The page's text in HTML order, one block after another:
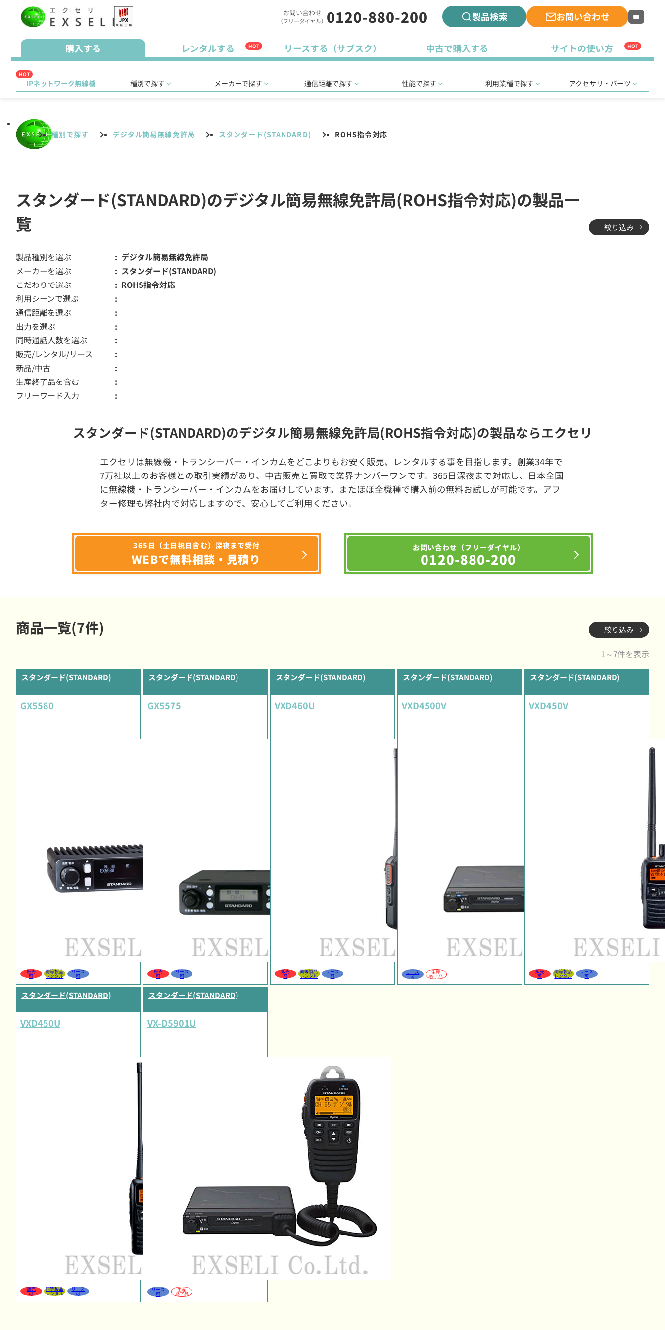
お問い合わせ
（フリーダイヤル） 0120-880-200 製品検索 お問い合わせ
購入する レンタルする HOT リースする（サブスク） 中古で購入する サイトの使い方 HOT
HOT
IPネットワーク無線機 種別で探す メーカーで探す 通信距離で探す 性能で探す 利用業種で探す アクセサリ・パーツ
種別で探す デジタル簡易無線免許局 スタンダード(STANDARD) ROHS指令対応
スタンダード(STANDARD)のデジタル簡易無線免許局(ROHS指令対応)の製品一
覧
絞り込み
製品種別を選ぶ
デジタル簡易無線免許局
メーカーを選ぶ
スタンダード(STANDARD)
こだわりで選ぶ
ROHS指令対応
利用シーンで選ぶ
通信距離を選ぶ
出力を選ぶ
同時通話人数を選ぶ
販売/レンタル/リース
新品/中古
生産終了品を含む
フリーワード入力
スタンダード(STANDARD)のデジタル簡易無線免許局(ROHS指令対応)の製品ならエクセリ
エクセリは無線機・トランシーバー・インカムをどこよりもお安く販売、レンタルする事を目指します。創業34年で
7万社以上のお客様との取引実績があり、中古販売と買取で業界ナンバーワンです。365日深夜まで対応し、日本全国
に無線機・トランシーバー・インカムをお届けしています。またほぼ全機種で購入前の無料お試しが可能です。アフ
ター修理も弊社内で対応しますので、安心してご利用ください。
365日（土日祝日含む）深夜まで受付
WEBで無料相談・見積り
お問い合わせ（フリーダイヤル）
0120-880-200
商品一覧(7件) 絞り込み
1～7件を表示
スタンダード(STANDARD)
GX5580
販売
可
同等製品
レンタル
リース
可
スタンダード(STANDARD)
GX5575
販売
可
リース
可
スタンダード(STANDARD)
VXD460U
販売
可
同等製品
レンタル
リース
可
スタンダード(STANDARD)
VXD4500V
リース
可
生産
終了品
スタンダード(STANDARD)
VXD450V
販売
可
同等製品
レンタル
リース
可
スタンダード(STANDARD)
VXD450U
販売
可
同等製品
レンタル
リース
可
スタンダード(STANDARD)
VX-D5901U
リース
可
生産
終了品